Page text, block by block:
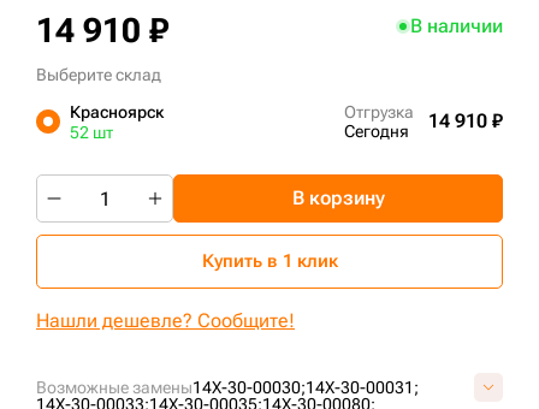
Возможные замены14X-30-00030;14X-30-00031;
14X-30-00033;14X-30-00035;14X-30-00080;
14 910 ₽ В наличии
Выберите склад
Красноярск
52 шт
Отгрузка
Сегодня
14 910 ₽
В корзину
Купить в 1 клик
Нашли дешевле? Сообщите!